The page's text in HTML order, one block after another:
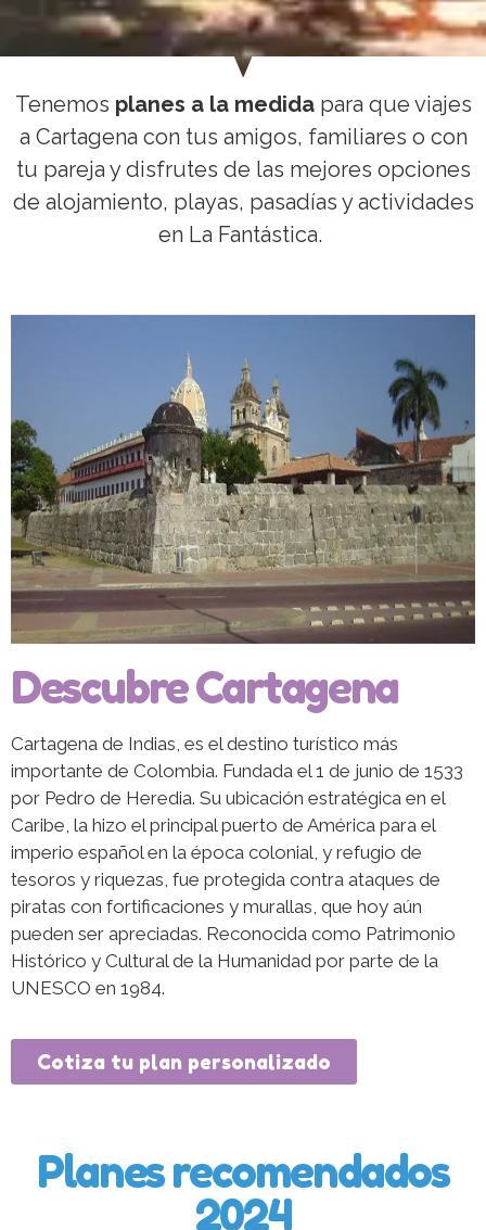
Tenemos planes a la medidapara que viajes
a Cartagena con tus amigos, familiares o con
tu pareja y disfrutes de las mejores opciones
de alojamiento, playas, pasadías y actividades
en La Fantástica.
Descubre Cartagena
Cartagena de Indias, es el destino turístico más
importante de Colombia. Fundada el 1 de junio de 1533
por Pedro de Heredia. Su ubicación estratégica en el
Caribe, la hizo el principal puerto de América para el
imperio español en la época colonial, y refugio de
tesoros y riquezas, fue protegida contra ataques de
piratas con fortificaciones y murallas, que hoy aún
pueden ser apreciadas. Reconocida como Patrimonio
Histórico y Cultural de la Humanidad por parte de la
UNESCO en 1984.
Cotiza tu plan personalizado
Planes recomendados
2024